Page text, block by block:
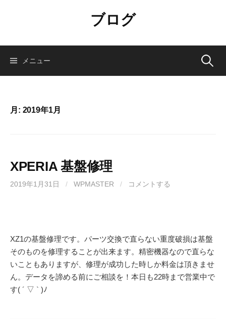
ン
ブログ
メニュー 検
月: 2019年1月
XPERIA 基盤修理
2019年1月31日 / WPMASTER / コメントする
XZ1の基盤修理です。パーツ交換で直らない重度破損は基盤
そのものを修理することが出来ます。精密機器なので直らな
いこともありますが、修理が成功した時しか料金は頂きませ
ん。データを諦める前にご相談を！本日も22時まで営業中で
す( ´ ▽ ` )ﾉ